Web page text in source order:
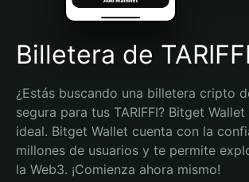
Español (Argentina)
Billetera de TARIFFI
¿Estás buscando una billetera cripto
segura para tus TARIFFI? Bitget
ideal. Bitget Wallet cuenta con la
millones de usuarios y te permite
la Web3. ¡Comienza ahora mismo!